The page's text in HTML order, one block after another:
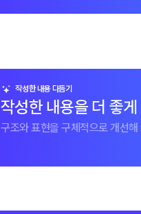
작성한 내용 다듬기
작성한 내용을 더 좋
구조와 표현을 구체적으로 개선해